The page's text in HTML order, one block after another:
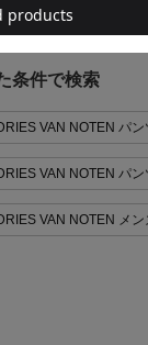
トライプ
条件で検索
VAN NOTEN パ
VAN NOTEN パ
VAN NOTEN メ